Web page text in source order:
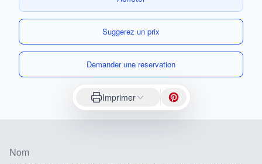
Suggerez un prix
Demander une reservation
Imprimer
Nom